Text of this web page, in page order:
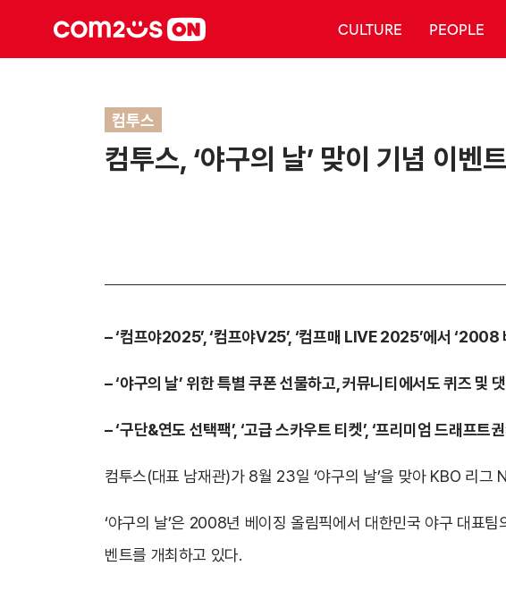
CULTURE PEOPLE
컴투스
컴투스, ‘야구의 날’ 맞이 기념 이
–‘컴프야2025’, ‘컴프야V25’, ‘컴프매 LIVE 2025’에서 ‘2008
–‘야구의 날’ 위한 특별 쿠폰 선물하고, 커뮤니티에서도 퀴즈 및
–‘구단&연도 선택팩’, ‘고급 스카우트 티켓’, ‘프리미엄 드래프트
컴투스(대표 남재관)가 8월 23일 ‘야구의 날’을 맞아 KBO 리그
‘야구의 날’은 2008년 베이징 올림픽에서 대한민국 야구 대표
벤트를 개최하고 있다.